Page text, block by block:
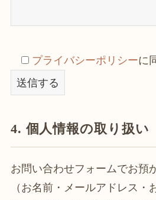
プライバシーポリシーに
4. 個人情報の取り扱い
お問い合わせフォームでお預
（お名前・メールアドレス・